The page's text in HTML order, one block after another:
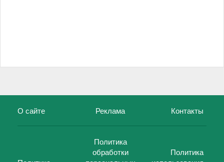
О сайте Реклама Контакты
Политика
обработки
Политика